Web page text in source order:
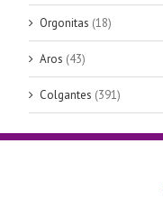
Orgonitas (18)
Aros (43)
Colgantes (391)